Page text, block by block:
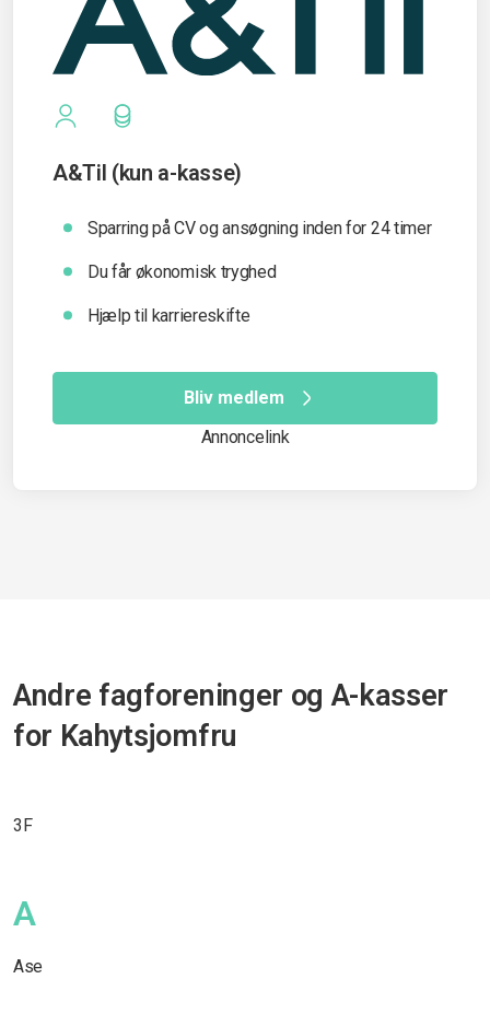
A&Til (kun a-kasse)
Sparring på CV og ansøgning inden for 24 timer
Du får økonomisk tryghed
Hjælp til karriereskifte
Bliv medlem
Annoncelink
Andre fagforeninger og A-kasser
for Kahytsjomfru
3F
A
Ase